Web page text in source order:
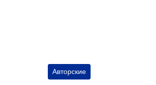
Авторские